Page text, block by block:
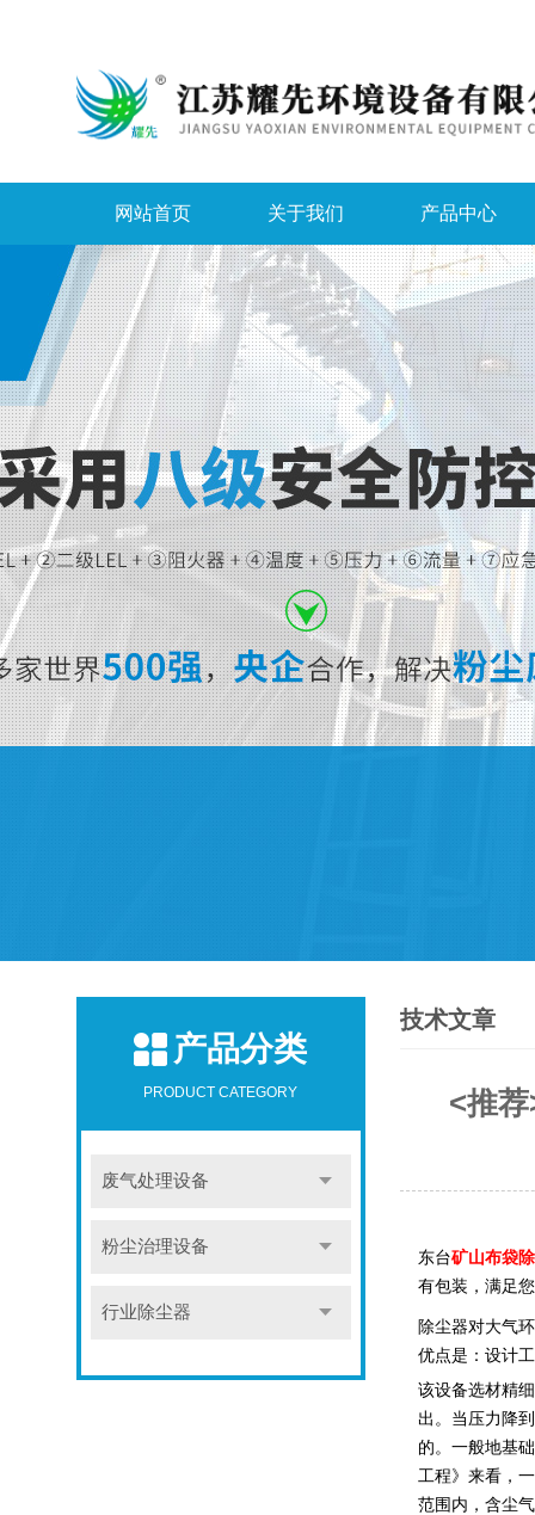
网站首页 关于我们 产品中心
产品分类
PRODUCT CATEGORY
废气处理设备
粉尘治理设备
行业除尘器
技术文章
<推
东台矿山布袋
有包装，满足
除尘器对大气
优点是：设计
该设备选材精
出。当压力降
的。一般地基
工程》来看，
范围内，含尘